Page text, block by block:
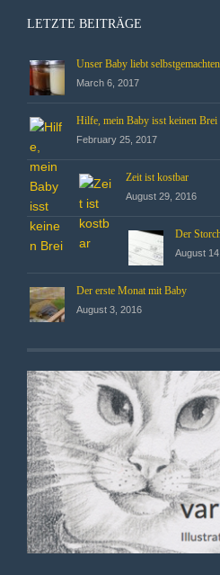
LETZTE BEITRÄGE
Unser Baby liebt
March 6, 2017
Hilfe, mein Baby isst keinen Brei
February 25, 2017
Zeit ist kostbar
August 29, 2016
Der
August
Der erste Monat mit Baby
August 3, 2016